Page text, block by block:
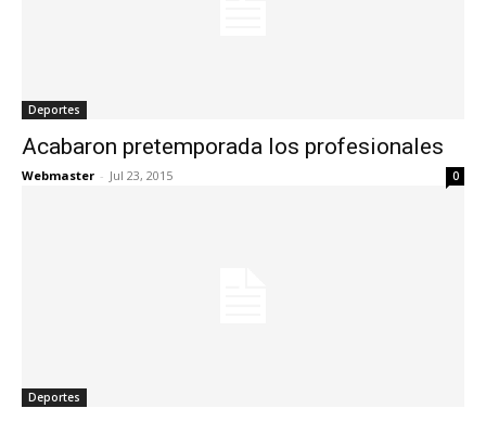
Deportes
Acabaron pretemporada los profesionales
Webmaster - Jul 23, 2015 0
Deportes